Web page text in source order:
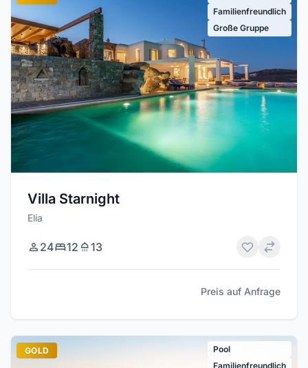
Familienfreundlich
Große Gruppe
Villa Starnight
Elia
24 12 13
Preis auf Anfrage
GOLD
Pool
Familienfreundlich